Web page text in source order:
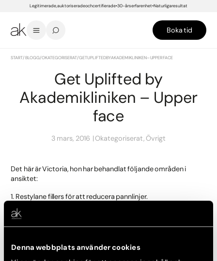
Denna webbplats använder cookies
Legitimerade, auktoriserade och certifierade 30-års erfarenhet Naturliga resultat
Boka tid
START/BLOGG/OKATEGORISERAT/GET UPLIFTED BY AKADEMIKLINIKEN – UPPER FACE
Get Uplifted by
Akademikliniken – Upper
face
3 mars, 2016 Okategoriserat, Övrigt
Det här är Victoria, hon har behandlat följande områden i
ansiktet:
1. Restylane fillers för att reducera pannlinjer.
2. Muskelavslappnande medel i argrynkan för att reducera
rynkor mellan ögonbrynen.
3. Muskelavslappnande medel för att reducera kråksparkar.